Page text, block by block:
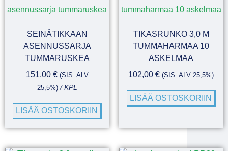
SEINÄTIKKAAN
ASENNUSSARJA
TUMMARUSKEA
151,00 € (SIS. ALV
25,5%)/ KPL
LISÄÄ OSTOSKORIIN
TIKASRUNKO 3,0 M
TUMMAHARMAA 10
ASKELMAA
102,00 € (SIS. ALV 25,5%)
LISÄÄ OSTOSKORIIN